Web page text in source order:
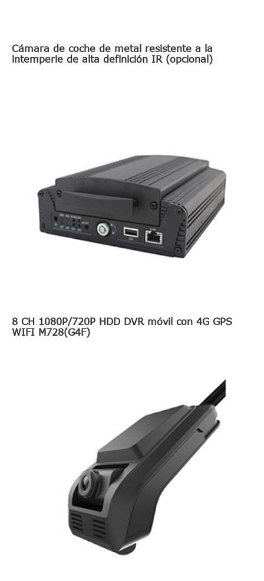
Cámara de coche de metal resistente a la
intemperie de alta definición IR (opcional)
8 CH 1080P/720P HDD DVR móvil con 4G GPS
WIFI M728(G4F)